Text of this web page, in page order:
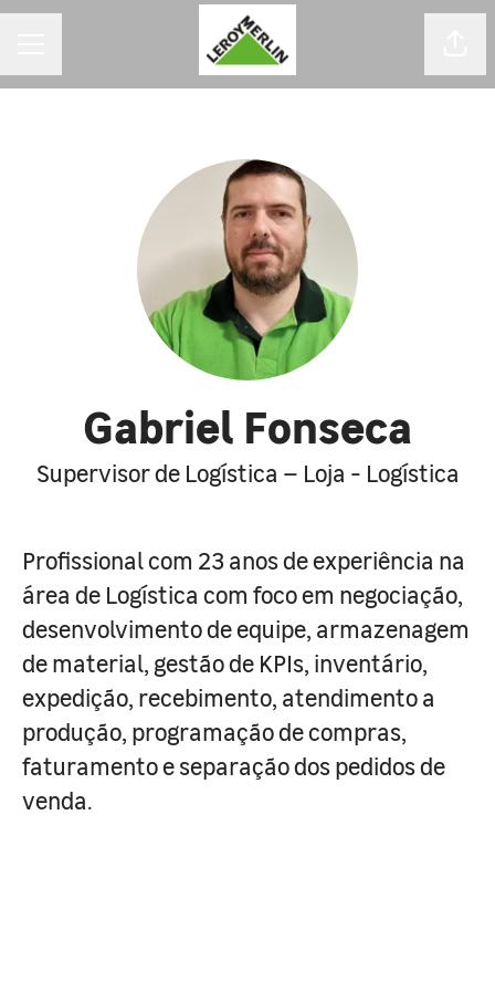
Gabriel Fonseca
Supervisor de Logística – Loja - Logística
Profissional com 23 anos de experiência na
área de Logística com foco em negociação,
desenvolvimento de equipe, armazenagem
de material, gestão de KPIs, inventário,
expedição, recebimento, atendimento a
produção, programação de compras,
faturamento e separação dos pedidos de
venda.